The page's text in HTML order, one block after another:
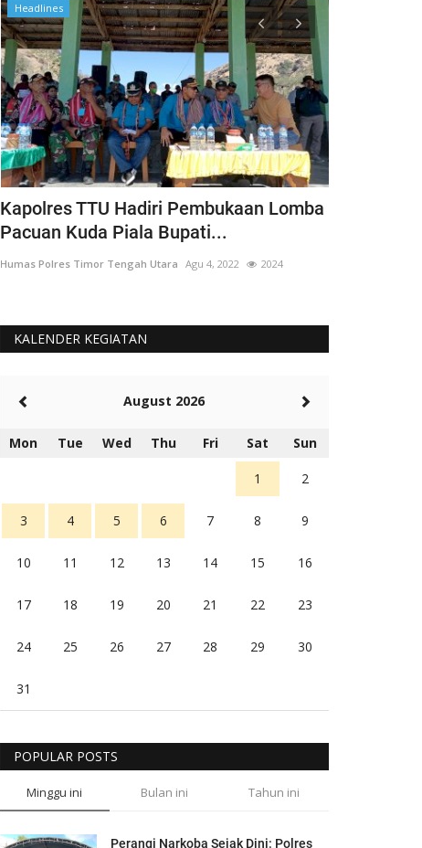
Headlines
Kapolres TTU Hadiri Pembukaan Lomba
Pacuan Kuda Piala Bupati...
Humas Polres Timor Tengah Utara Agu 4, 2022 2024
KALENDER KEGIATAN
August 2026
Mon Tue Wed Thu Fri Sat Sun
1 2
3 4 5 6 7 8 9
10 11 12 13 14 15 16
17 18 19 20 21 22 23
24 25 26 27 28 29 30
31
POPULAR POSTS
Minggu ini Bulan ini Tahun ini
Perangi Narkoba Sejak Dini: Polres